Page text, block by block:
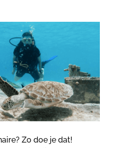
Zo doe je dat!